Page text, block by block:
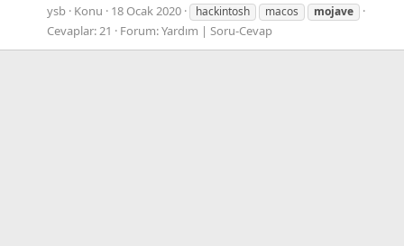
ysb Konu 18 Ocak 2020 hackintosh macos mojave
Cevaplar: 21 Forum:Yardım | Soru-Cevap